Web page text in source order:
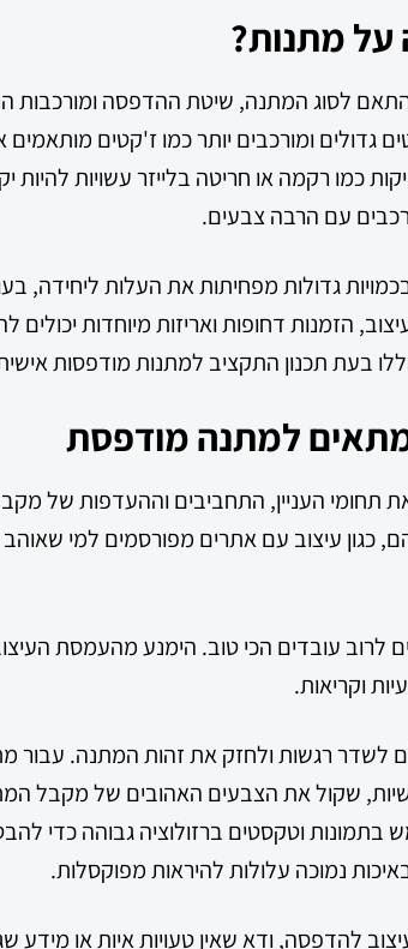
על מתנות?
לסוג המתנה, שיטת ההדפסה ומורכבות
גדולים ומורכבים יותר כמו ז'קטים
כמו רקמה או חריטה בלייזר עשויות להיות
עם הרבה צבעים.
גדולות מפחיתות את העלות ליחידה,
הזמנות דחופות ואריזות מיוחדות יכולים
בעת תכנון התקציב למתנות מודפסות
תחומי העניין, התחביבים וההעדפות של
עיצוב עם אתרים מפורסמים למי שאוהב
לרוב עובדים הכי טוב. הימנע מהעמסת
וקריאות.
לשדר רגשות ולחזק את זהות המתנה. עבור
שקול את הצבעים האהובים של מקבל
וטקסטים ברזולוציה גבוהה כדי
נמוכה עלולות להיראות מפוקסלות.
להדפסה, ודא שאין טעויות איות או מידע